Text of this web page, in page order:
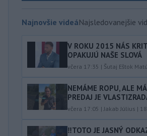
Najnovšie videáNajsledovanejšie
V ROKU 2015 NÁS
OPAKUJÚ NAŠE SLOVÁ
včera 17:35 | Šutaj Eštok
NEMÁME ROPU, ALE
PREDAJ JE
včera 17:05 |Jakab Július |
‼️TOTO JE JASNÝ